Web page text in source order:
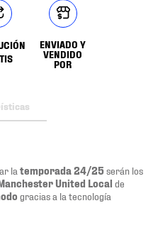
ENVIADO Y
VENDIDO
POR
la temporada 24/25serán los
United Local de
gracias a la tecnología